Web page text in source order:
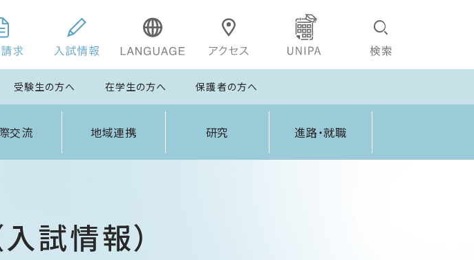
受験生の方へ 在学生の方へ 保護者の方へ
交流 地域連携 研究 進路・就職
試情報）